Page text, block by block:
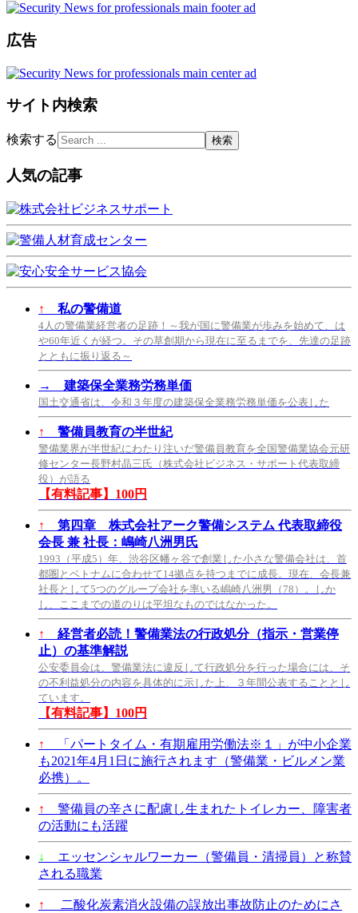
広告
サイト内検索
検索する
人気の記事
↑ 私の警備道
4人の警備業経営者の足跡！～我が国に警備業が歩みを始めて、は
や60年近くが経つ。その草創期から現在に至るまでを、先達の足跡
とともに振り返る～
→ 建築保全業務労務単価
国土交通省は、令和３年度の建築保全業務労務単価を公表した
↑ 警備員教育の半世紀
警備業界が半世紀にわたり注いだ警備員教育を全国警備業協会元研
修センター長野村晶三氏（株式会社ビジネス・サポート代表取締
役）が語る
【有料記事】100円
↑
第四章 株式会社アーク警備システム 代表取締役
会長 兼 社長：嶋崎八洲男氏
1993（平成5）年、渋谷区幡ヶ谷で創業した小さな警備会社は、首
都圏とベトナムに合わせて14拠点を持つまでに成長。現在、会長兼
社長として5つのグループ会社を率いる嶋崎八洲男（78）。しか
し、ここまでの道のりは平坦なものではなかった。
↑
経営者必読！警備業法の行政処分（指示・営業停
止）の基準解説
公安委員会は、警備業法に違反して行政処分を行った場合には、そ
の不利益処分の内容を具体的に示した上、３年間公表することとし
ています。
【有料記事】100円
↑
「パートタイム・有期雇用労働法※１」が中小企業
も2021年4月1日に施行されます（警備業・ビルメン業
必携）。
↑
警備員の辛さに配慮し生まれたトイレカー、障害者
の活動にも活躍
↓
エッセンシャルワーカー（警備員・清掃員）と称賛
される職業
↑
二酸化炭素消火設備の誤放出事故防止のためにさ